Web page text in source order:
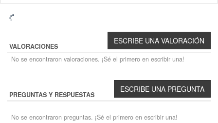
VALORACIONES
No se encontraron valoraciones. ¡Sé el primero en escribir una!
PREGUNTAS Y RESPUESTAS
No se encontraron preguntas. ¡Sé el primero en escribir una!